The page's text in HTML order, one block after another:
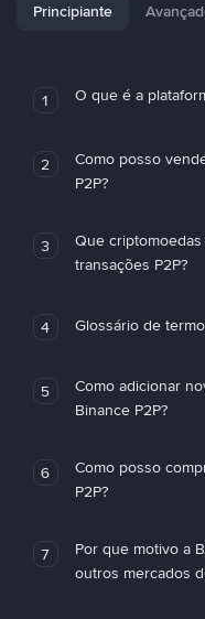
Principiante
1 O que é a
2
Como posso
P2P?
3
Que
transações P2P?
4 Glossário de
5
Como adicionar
Binance P2P?
6
Como posso
P2P?
7
Por que motivo a
outros mercados